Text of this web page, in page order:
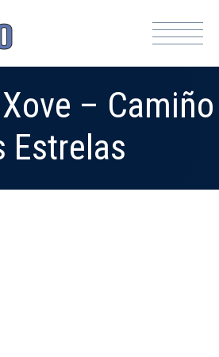
– Camiño
Estrelas